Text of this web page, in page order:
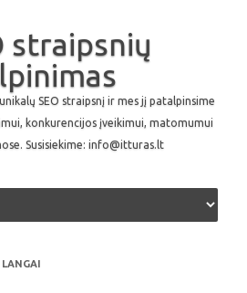
straipsnių
SEO straipsnį ir mes jį patalpinsime
konkurencijos įveikimui, matomumui
Susisiekime: info@itturas.lt
Skip to content